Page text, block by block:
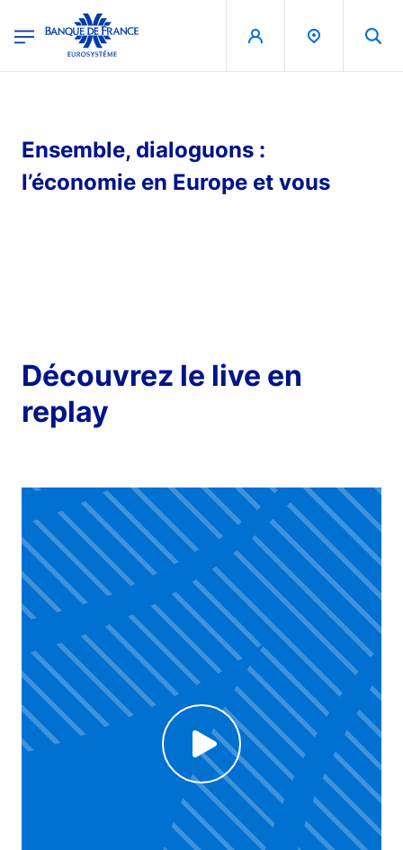
Banque de France - Menu Principal
Ensemble, dialoguons :
l’économie en Europe et vous
Découvrez le live en
replay
Voir la vidéo